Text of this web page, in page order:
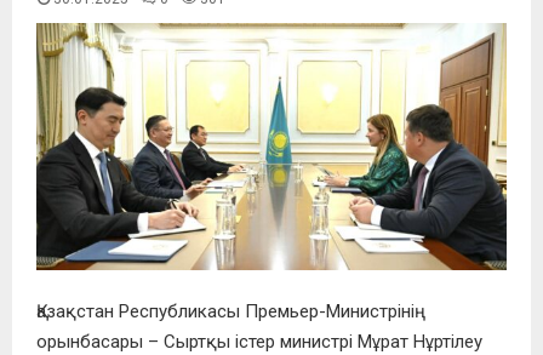
Қазақстан Республикасы Премьер-Министрінің
орынбасары – Сыртқы істер министрі Мұрат Нұртілеу